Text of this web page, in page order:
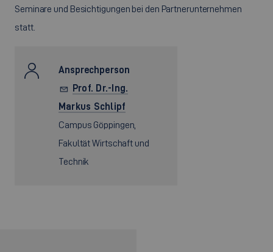
Seminare und Besichtigungen bei den Partnerunternehmen
statt.
Ansprechperson
Prof. Dr.-Ing.
Markus Schlipf
Campus Göppingen,
Fakultät Wirtschaft und
Technik